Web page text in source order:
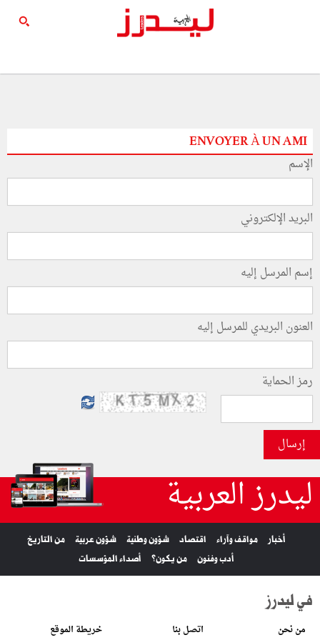
ENVOYER À UN AMI
الإسم
البريد الإلكتروني
إسم المرسل إليه
العنون البريدي للمرسل إليه
رمز الحماية
إرسال
ليدرز العربية
أخبار مواقف وآراء اقتصاد شؤون وطنية شؤون عربية
من التاريخ
أدب وفنون
من يكون؟ أصداء المؤسسات
في ليدرز
من نحن اتصل بنا خريطة الموقع